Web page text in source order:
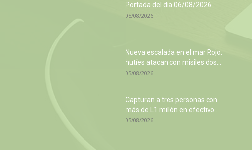
Portada del día 06/08/2026
05/08/2026
Nueva escalada en el mar Rojo:
hutíes atacan con misiles dos...
05/08/2026
Capturan a tres personas con
más de L1 millón en efectivo...
05/08/2026